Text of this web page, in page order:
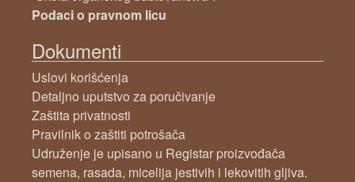
Podaci o pravnom licu
Dokumenti
Uslovi korišćenja
Detaljno uputstvo za poručivanje
Zaštita privatnosti
Pravilnik o zaštiti potrošača
Udruženje je upisano u Registar proizvođača
semena, rasada, micelija jestivih i lekovitih gljiva.